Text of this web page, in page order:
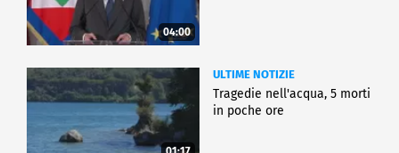
04:00
ULTIME NOTIZIE
Tragedie nell'acqua, 5 morti
in poche ore